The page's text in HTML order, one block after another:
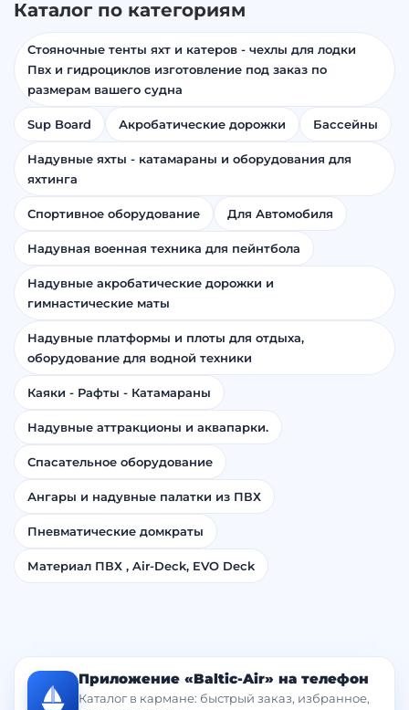
Каталог по категориям
Стояночные тенты яхт и катеров - чехлы для лодки
Пвх и гидроциклов изготовление под заказ по
размерам вашего судна
Sup Board Акробатические дорожки Бассейны
Надувные яхты - катамараны и оборудования для
яхтинга
Спортивное оборудование Для Автомобиля
Надувная военная техника для пейнтбола
Надувные акробатические дорожки и
гимнастические маты
Надувные платформы и плоты для отдыха,
оборудование для водной техники
Каяки - Рафты - Катамараны
Надувные аттракционы и аквапарки.
Спасательное оборудование
Ангары и надувные палатки из ПВХ
Пневматические домкраты
Материал ПВХ , Air-Deck, EVO Deck
Приложение «Baltic-Air» на телефон
Каталог в кармане: быстрый заказ, избранное,